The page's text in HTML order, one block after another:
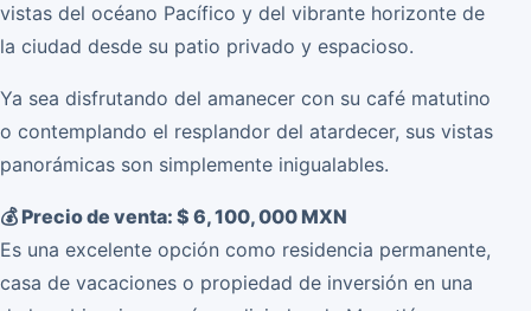
vistas del océano Pacífico y del vibrante horizonte de
la ciudad desde su patio privado y espacioso.
Ya sea disfrutando del amanecer con su café matutino
o contemplando el resplandor del atardecer, sus vistas
panorámicas son simplemente inigualables.
💰 Precio de venta: $ 6, 100, 000 MXN
Es una excelente opción como residencia permanente,
casa de vacaciones o propiedad de inversión en una